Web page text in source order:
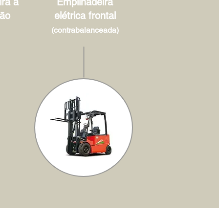
elétrica frontal
(contrabalanceada)